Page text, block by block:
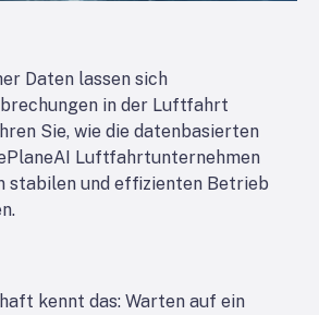
Daten lassen sich
in der Luftfahrt
Sie, wie die datenbasierten
Luftfahrtunternehmen
stabilen und effizienten Betrieb
kennt das: Warten auf ein